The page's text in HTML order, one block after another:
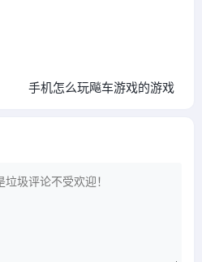
手机怎么玩飚车游戏的游戏